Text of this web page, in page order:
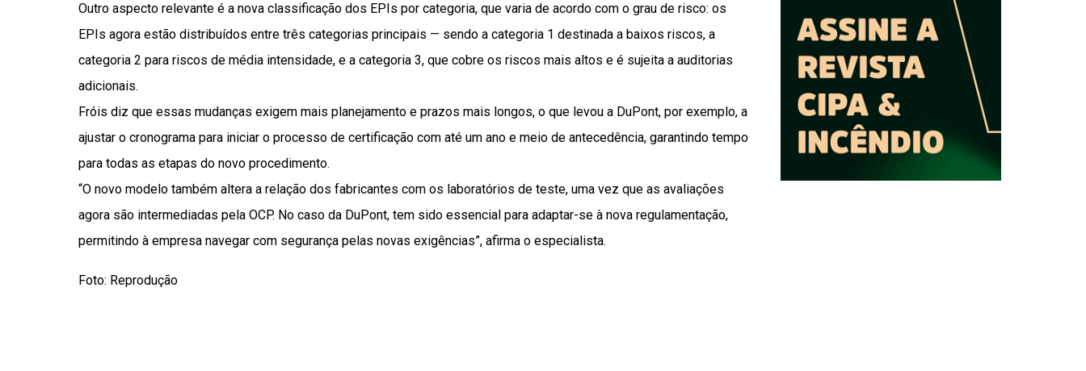
Outro aspecto relevante é a nova classificação dos EPIs por categoria, que varia de acordo com o grau de risco: os
EPIs agora estão distribuídos entre três categorias principais — sendo a categoria 1 destinada a baixos riscos, a
categoria 2 para riscos de média intensidade, e a categoria 3, que cobre os riscos mais altos e é sujeita a auditorias
adicionais.
Fróis diz que essas mudanças exigem mais planejamento e prazos mais longos, o que levou a DuPont, por exemplo, a
ajustar o cronograma para iniciar o processo de certificação com até um ano e meio de antecedência, garantindo tempo
para todas as etapas do novo procedimento.
“O novo modelo também altera a relação dos fabricantes com os laboratórios de teste, uma vez que as avaliações
agora são intermediadas pela OCP. No caso da DuPont, tem sido essencial para adaptar-se à nova regulamentação,
permitindo à empresa navegar com segurança pelas novas exigências”, afirma o especialista.
Foto: Reprodução